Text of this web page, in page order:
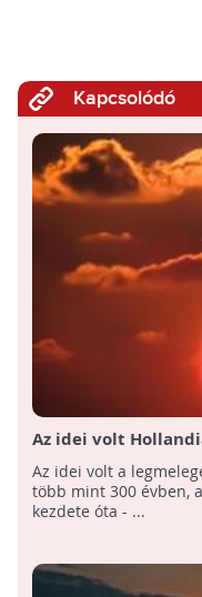
Kapcsolódó
Az idei volt
300 évben
Az idei volt a
több mint 300 évben,
kezdete óta - ...